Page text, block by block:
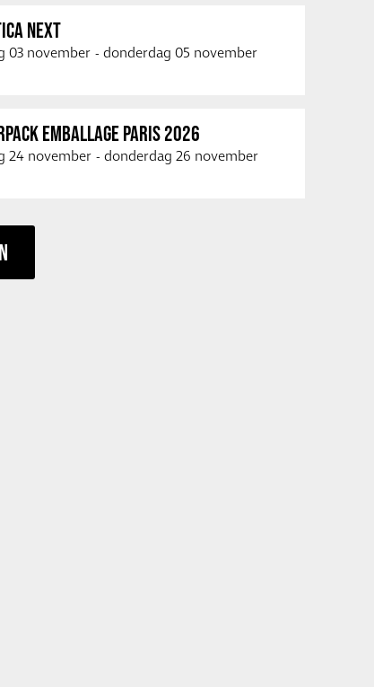
NEXT
03 november - donderdag 05 november
EMBALLAGE PARIS 2026
24 november - donderdag 26 november